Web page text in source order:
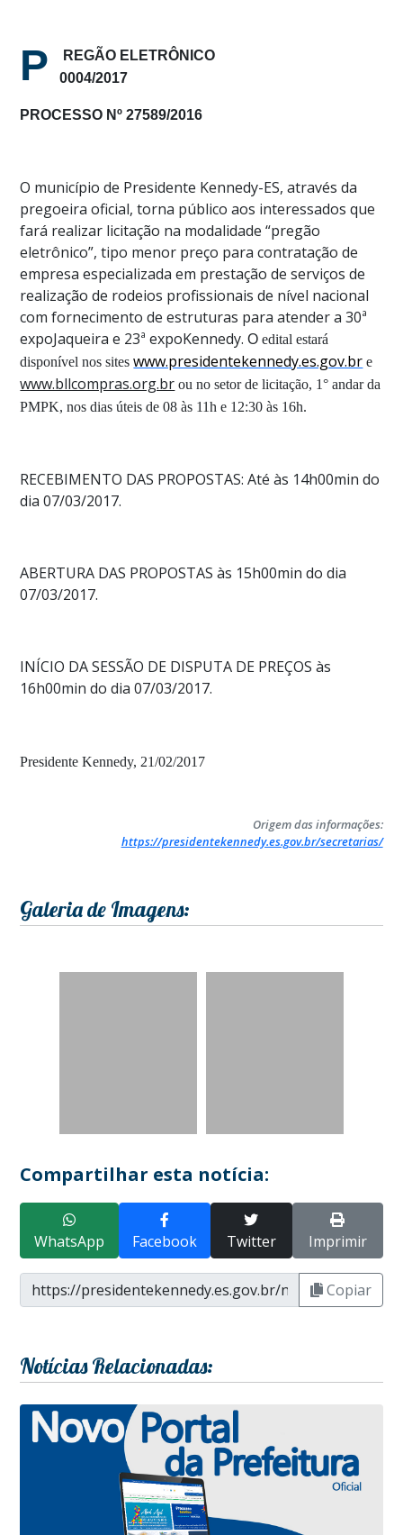
P
REGÃO ELETRÔNICO
0004/2017
PROCESSO Nº 27589/2016
O município de Presidente Kennedy-ES, através da
pregoeira oficial, torna público aos interessados que
fará realizar licitação na modalidade “pregão
eletrônico”, tipo menor preço para contratação de
empresa especializada em prestação de serviços de
realização de rodeios profissionais de nível nacional
com fornecimento de estruturas para atender a 30ª
expoJaqueira e 23ª expoKennedy. O edital estará
disponível nos siteswww.presidentekennedy.es.gov.br e
www.bllcompras.org.br ou no setor de licitação, 1° andar da
PMPK, nos dias úteis de 08 às 11h e 12:30 às 16h.
RECEBIMENTO DAS PROPOSTAS: Até às 14h00min do
dia 07/03/2017.
ABERTURA DAS PROPOSTAS às 15h00min do dia
07/03/2017.
INÍCIO DA SESSÃO DE DISPUTA DE PREÇOS às
16h00min do dia 07/03/2017.
Presidente Kennedy, 21/02/2017
Origem das informações:
https://presidentekennedy.es.gov.br/secretarias/
Galeria de Imagens:
Compartilhar esta notícia:
WhatsApp Facebook Twitter Imprimir
Copiar
Notícias Relacionadas: